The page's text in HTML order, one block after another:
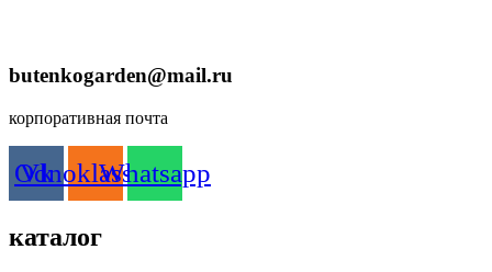
butenkogarden@mail.ru
корпоративная почта
Vk
Odnoklassniki
Whatsapp
каталог